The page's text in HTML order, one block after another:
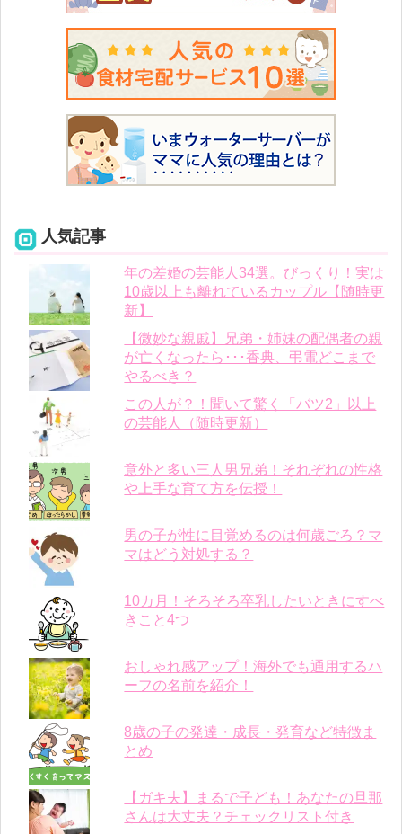
人気記事
年の差婚の芸能人34選。びっくり！実は
10歳以上も離れているカップル【随時更
新】
【微妙な親戚】兄弟・姉妹の配偶者の親
が亡くなったら･･･香典、弔電どこまで
やるべき？
この人が？！聞いて驚く「バツ2」以上
の芸能人（随時更新）
意外と多い三人男兄弟！それぞれの性格
や上手な育て方を伝授！
男の子が性に目覚めるのは何歳ごろ？マ
マはどう対処する？
10カ月！そろそろ卒乳したいときにすべ
きこと4つ
おしゃれ感アップ！海外でも通用するハ
ーフの名前を紹介！
8歳の子の発達・成長・発育など特徴ま
とめ
【ガキ夫】まるで子ども！あなたの旦那
さんは大丈夫？チェックリスト付き